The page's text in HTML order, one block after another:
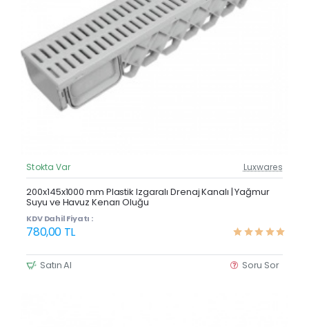
Güncel Fiyat
Çok Satan
Stokta Var Luxwares
200x145x1000 mm Plastik Izgaralı Drenaj Kanalı | Yağmur
Suyu ve Havuz Kenarı Oluğu
KDV Dahil Fiyatı :
780,00 TL
Satın Al Soru Sor